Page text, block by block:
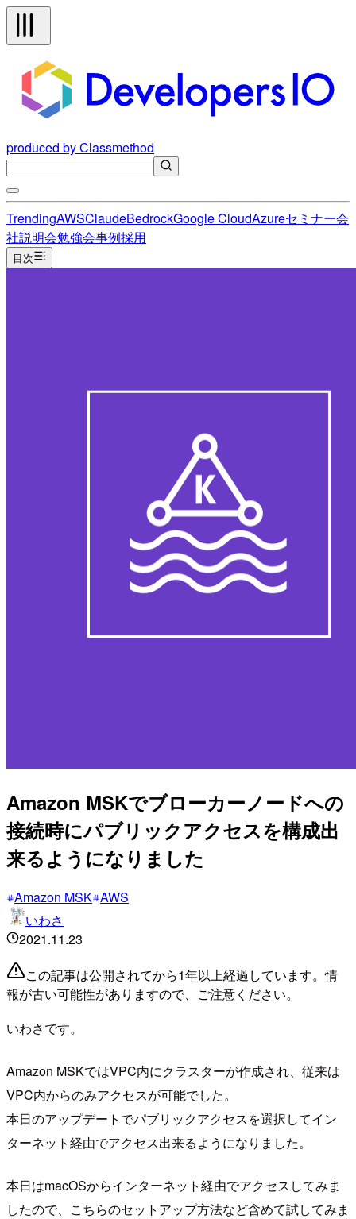
produced by Classmethod
TrendingAWSClaudeBedrockGoogle CloudAzureセミナー会
社説明会勉強会事例採用
目次
Amazon MSKでブローカーノードへの
接続時にパブリックアクセスを構成出
来るようになりました
Amazon MSK AWS
いわさ
2021.11.23
この記事は公開されてから1年以上経過しています。情
報が古い可能性がありますので、ご注意ください。
いわさです。
Amazon MSKではVPC内にクラスターが作成され、従来は
VPC内からのみアクセスが可能でした。
本日のアップデートでパブリックアクセスを選択してイン
ターネット経由でアクセス出来るようになりました。
本日はmacOSからインターネット経由でアクセスしてみま
したので、こちらのセットアップ方法など含めて試してみま